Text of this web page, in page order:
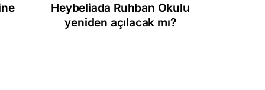
Heybeliada Ruhban Okulu
yeniden açılacak mı?